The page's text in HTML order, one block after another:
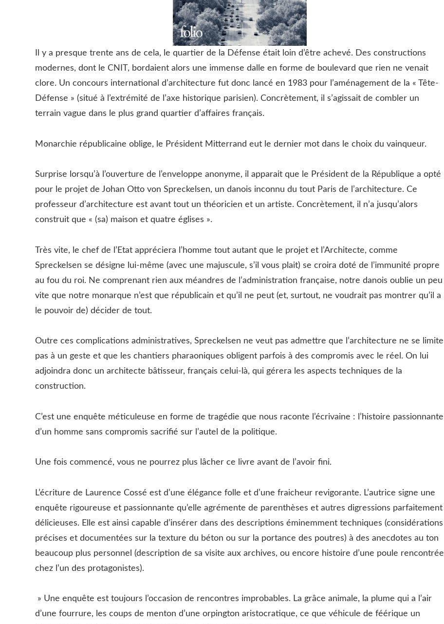
Il y a presque trente ans de cela, le quartier de la Défense était loin d’être achevé. Des constructions
modernes, dont le CNIT, bordaient alors une immense dalle en forme de boulevard que rien ne venait
clore. Un concours international d’architecture fut donc lancé en 1983 pour l’aménagement de la « Tête-
Défense » (situé à l’extrémité de l’axe historique parisien). Concrètement, il s’agissait de combler un
terrain vague dans le plus grand quartier d’affaires français.
Monarchie républicaine oblige, le Président Mitterrand eut le dernier mot dans le choix du vainqueur.
Surprise lorsqu’à l’ouverture de l’enveloppe anonyme, il apparait que le Président de la République a opté
pour le projet de Johan Otto von Spreckelsen, un danois inconnu du tout Paris de l’architecture. Ce
professeur d’architecture est avant tout un théoricien et un artiste. Concrètement, il n’a jusqu’alors
construit que « (sa) maison et quatre églises ».
Très vite, le chef de l’Etat appréciera l’homme tout autant que le projet et l’Architecte, comme
Spreckelsen se désigne lui-même (avec une majuscule, s’il vous plait) se croira doté de l’immunité propre
au fou du roi. Ne comprenant rien aux méandres de l’administration française, notre danois oublie un peu
vite que notre monarque n’est que républicain et qu’il ne peut (et, surtout, ne voudrait pas montrer qu’il a
le pouvoir de) décider de tout.
Outre ces complications administratives, Spreckelsen ne veut pas admettre que l’architecture ne se limite
pas à un geste et que les chantiers pharaoniques obligent parfois à des compromis avec le réel. On lui
adjoindra donc un architecte bâtisseur, français celui-là, qui gérera les aspects techniques de la
construction.
C’est une enquête méticuleuse en forme de tragédie que nous raconte l’écrivaine : l’histoire passionnante
d’un homme sans compromis sacrifié sur l’autel de la politique.
Une fois commencé, vous ne pourrez plus lâcher ce livre avant de l’avoir fini.
L’écriture de Laurence Cossé est d’une élégance folle et d’une fraicheur revigorante. L’autrice signe une
enquête rigoureuse et passionnante qu’elle agrémente de parenthèses et autres digressions parfaitement
délicieuses. Elle est ainsi capable d’insérer dans des descriptions éminemment techniques (considérations
précises et documentées sur la texture du béton ou sur la portance des poutres) à des anecdotes au ton
beaucoup plus personnel (description de sa visite aux archives, ou encore histoire d’une poule rencontrée
chez l’un des protagonistes).
» Une enquête est toujours l’occasion de rencontres improbables. La grâce animale, la plume qui a l’air
d’une fourrure, les coups de menton d’une orpington aristocratique, ce que véhicule de féérique un